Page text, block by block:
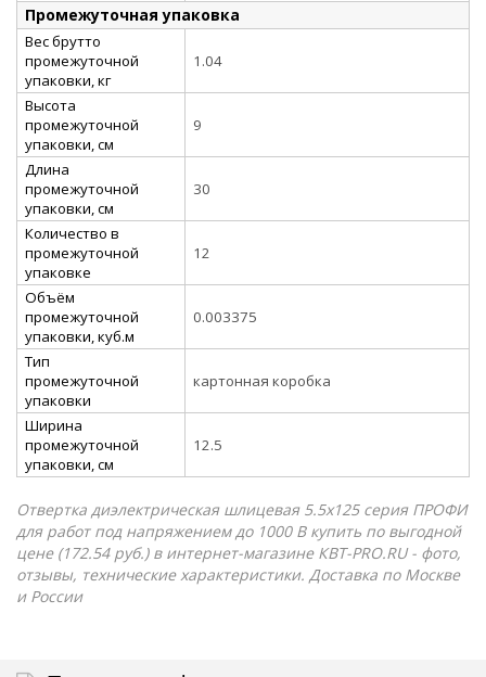
Промежуточная упаковка
Вес брутто
промежуточной
упаковки, кг
1.04
Высота
промежуточной
упаковки, см
9
Длина
промежуточной
упаковки, см
30
Количество в
промежуточной
упаковке
12
Объём
промежуточной
упаковки, куб.м
0.003375
Тип
промежуточной
упаковки
картонная коробка
Ширина
промежуточной
упаковки, см
12.5
Отвертка диэлектрическая шлицевая 5.5х125 серия ПРОФИ
для работ под напряжением до 1000 В купить по выгодной
цене (172.54 руб.) в интернет-магазине КВТ-PRO.RU - фото,
отзывы, технические характеристики. Доставка по Москве
и России